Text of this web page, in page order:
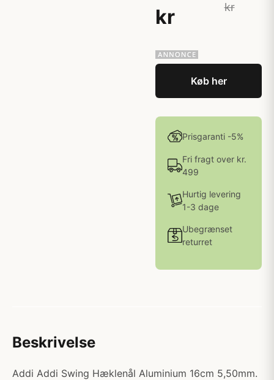
kr
kr
Køb her
Prisgaranti -5%
Fri fragt over kr.
499
Hurtig levering
1-3 dage
Ubegrænset
returret
Beskrivelse
Addi Addi Swing Hæklenål Aluminium 16cm 5,50mm.